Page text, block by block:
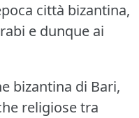
città bizantina,
e dunque ai
bizantina di Bari,
religiose tra